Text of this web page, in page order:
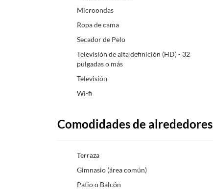
Microondas
Ropa de cama
Secador de Pelo
Televisión de alta definición (HD) - 32
pulgadas o más
Televisión
Wi-fi
Comodidades de alrededores
Terraza
Gimnasio (área común)
Patio o Balcón